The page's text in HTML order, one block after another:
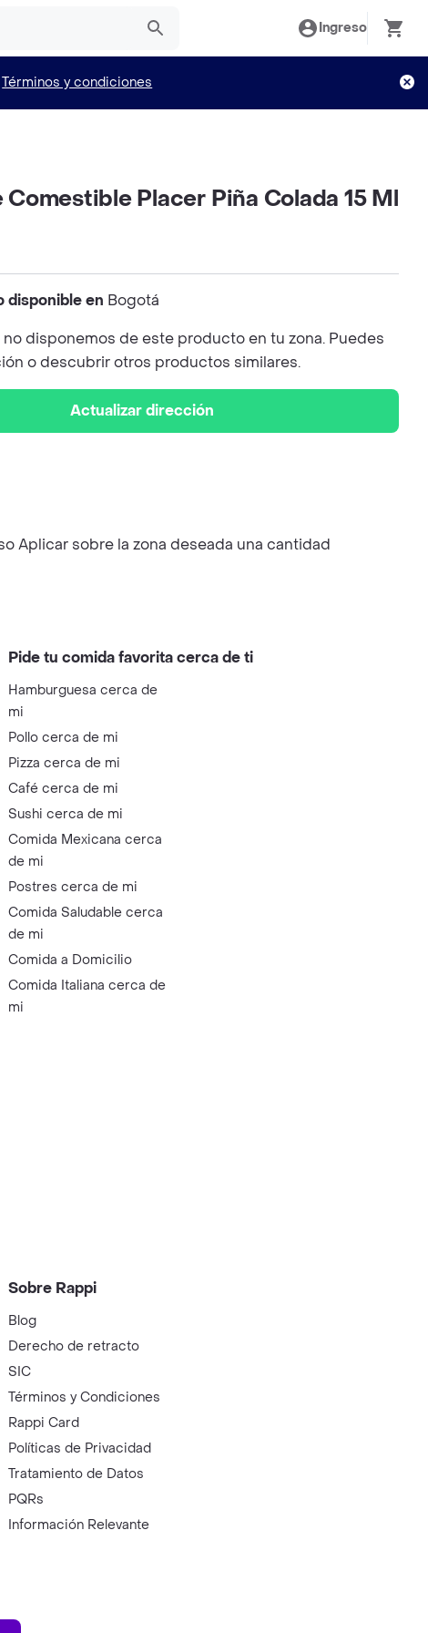
Ingreso
Términos y condiciones
Placer Piña Colada 15 Ml
disponible en Bogotá
disponemos de este producto en tu zona. Puedes
o descubrir otros productos similares.
Actualizar dirección
Aplicar sobre la zona deseada una cantidad
Pide tu comida favorita cerca de ti
Hamburguesa cerca de
mi
Pollo cerca de mi
Pizza cerca de mi
Café cerca de mi
Sushi cerca de mi
Comida Mexicana cerca
de mi
Postres cerca de mi
Comida Saludable cerca
de mi
Comida a Domicilio
Comida Italiana cerca de
mi
Sobre Rappi
Blog
Derecho de retracto
SIC
Términos y Condiciones
Rappi Card
Políticas de Privacidad
Tratamiento de Datos
PQRs
Información Relevante